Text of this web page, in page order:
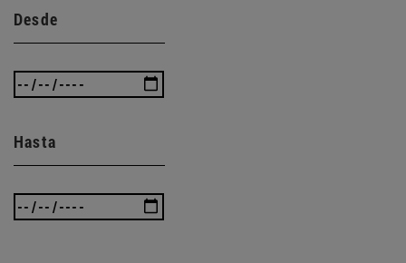
Desde
Hasta